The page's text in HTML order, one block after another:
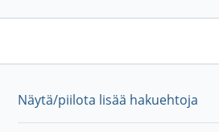
Näytä/piilota lisää hakuehtoja